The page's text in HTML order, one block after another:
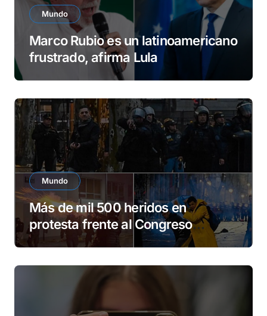
Mundo
Marco Rubio es un latinoamericano
frustrado, afirma Lula
Mundo
Más de mil 500 heridos en
protesta frente al Congreso
argentino